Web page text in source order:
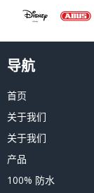
导航
首页
关于我们
关于我们
产品
100% 防水